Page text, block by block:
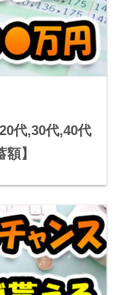
代,30代,40代
】